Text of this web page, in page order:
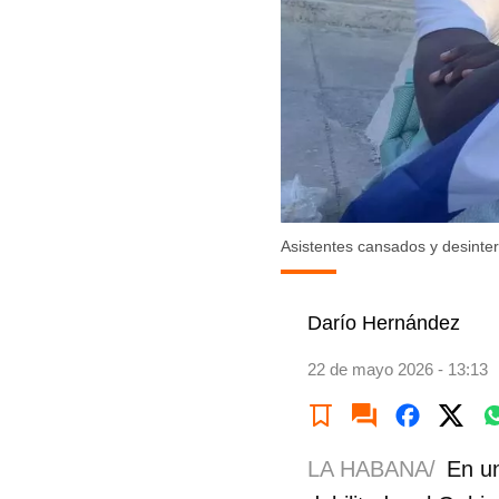
Asistentes cansados y
Darío Hernández
22 de mayo 2026 - 13:13
LA HABANA/ En